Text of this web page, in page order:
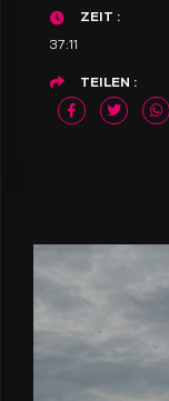
ZEIT
37:11
TEILEN